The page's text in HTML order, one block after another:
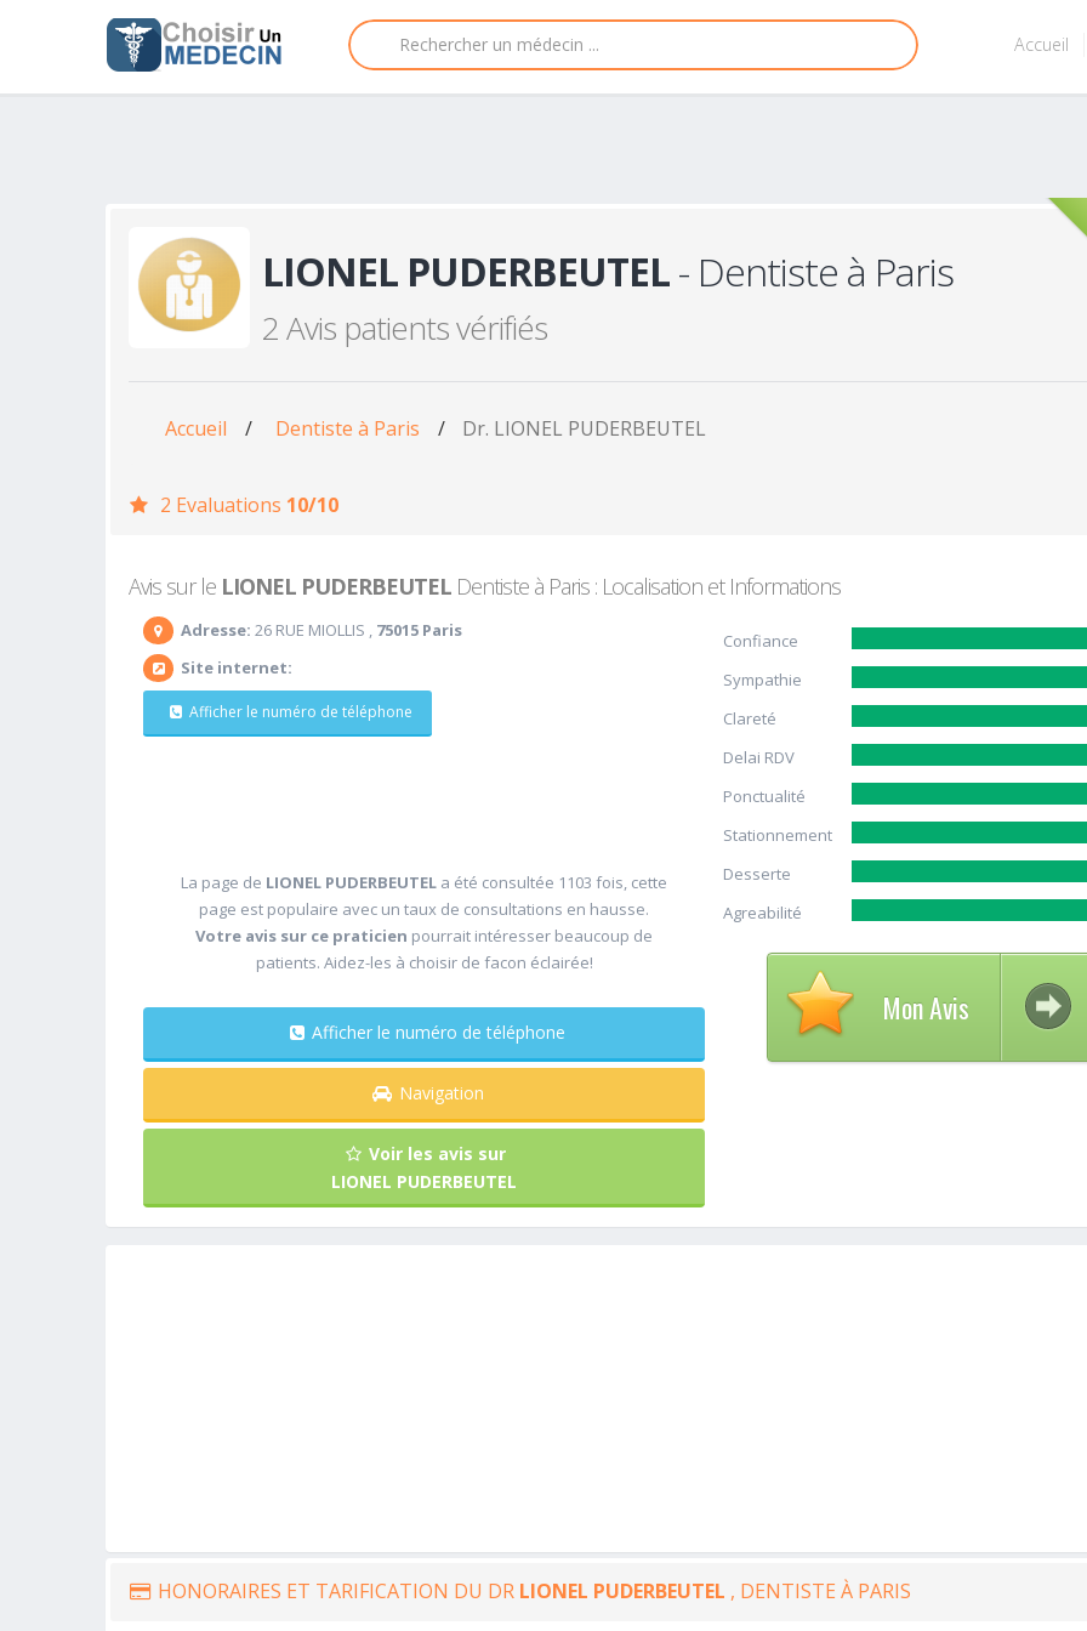
Accueil
LIONEL PUDERBEUTEL- Dentiste à Paris
2 Avis patients vérifiés
Accueil / Dentiste à Paris / Dr. LIONEL PUDERBEUTEL
2 Evaluations 10/10
Avis sur le LIONEL PUDERBEUTEL Dentiste à Paris : Localisation et Informations
Adresse: 26 RUE MIOLLIS , 75015 Paris
Site internet:
Afficher le numéro de téléphone
La page de LIONEL PUDERBEUTEL a été consultée 1103 fois, cette
page est populaire avec un taux de consultations en hausse.
Votre avis sur ce praticien pourrait intéresser beaucoup de
patients. Aidez-les à choisir de facon éclairée!
Afficher le numéro de téléphone
Navigation
Voir les avis sur
LIONEL PUDERBEUTEL
Confiance
Sympathie
Clareté
Delai RDV
Ponctualité
Stationnement
Desserte
Agreabilité
Mon Avis
HONORAIRES ET TARIFICATION DU DR LIONEL PUDERBEUTEL , DENTISTE À PARIS
30
Avis sur
sagesse extraites
...lire plus